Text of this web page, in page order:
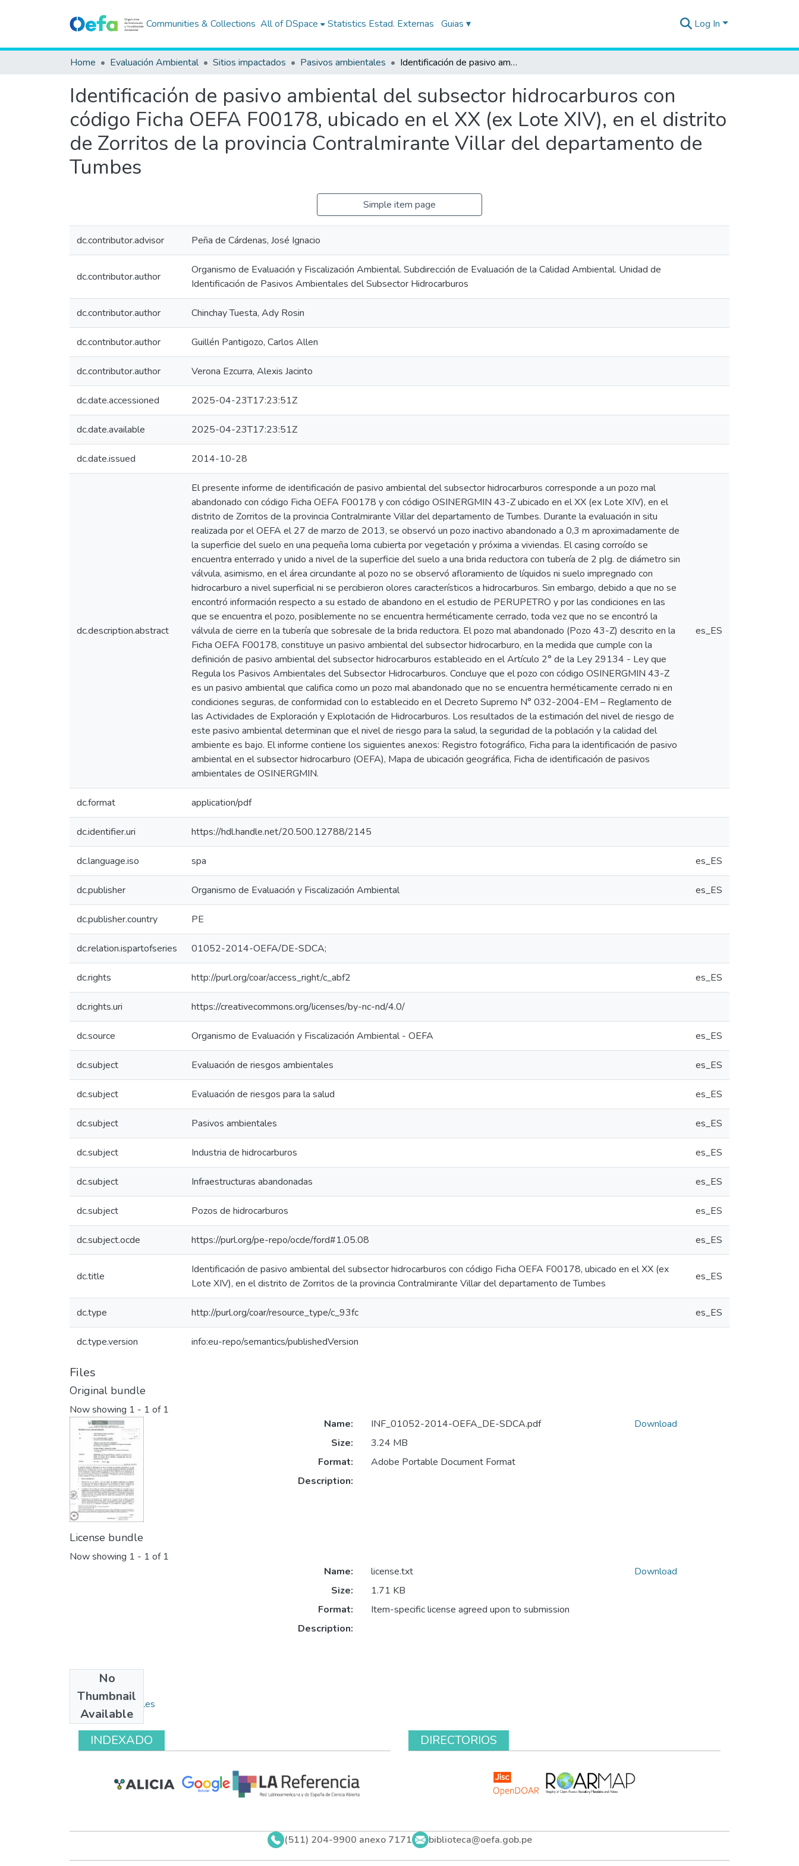
Communities & Collections All of DSpace Statistics Estad. Externas Guias ▾ Log In
Home Evaluación Ambiental Sitios impactados Pasivos ambientales Identificación de pasivo ambiental del subsector hidrocarburos con código Ficha OEFA F00178, ubicado en el XX (ex Lote XIV), en el distrito de Zorritos de la provincia Contralmirante Villar del departamento de Tumbes
Identificación de pasivo ambiental del subsector hidrocarburos con
código Ficha OEFA F00178, ubicado en el XX (ex Lote XIV), en el distrito
de Zorritos de la provincia Contralmirante Villar del departamento de
Tumbes
Simple item page
dc.contributor.advisor Peña de Cárdenas, José Ignacio
dc.contributor.author
Organismo de Evaluación y Fiscalización Ambiental. Subdirección de Evaluación de la Calidad Ambiental. Unidad de
Identificación de Pasivos Ambientales del Subsector Hidrocarburos
dc.contributor.author Chinchay Tuesta, Ady Rosin
dc.contributor.author Guillén Pantigozo, Carlos Allen
dc.contributor.author Verona Ezcurra, Alexis Jacinto
dc.date.accessioned 2025-04-23T17:23:51Z
dc.date.available 2025-04-23T17:23:51Z
dc.date.issued 2014-10-28
dc.description.abstract
El presente informe de identificación de pasivo ambiental del subsector hidrocarburos corresponde a un pozo mal
abandonado con código Ficha OEFA F00178 y con código OSINERGMIN 43-Z ubicado en el XX (ex Lote XIV), en el
distrito de Zorritos de la provincia Contralmirante Villar del departamento de Tumbes. Durante la evaluación in situ
realizada por el OEFA el 27 de marzo de 2013, se observó un pozo inactivo abandonado a 0,3 m aproximadamente de
la superficie del suelo en una pequeña loma cubierta por vegetación y próxima a viviendas. El casing corroído se
encuentra enterrado y unido a nivel de la superficie del suelo a una brida reductora con tubería de 2 plg. de diámetro sin
válvula, asimismo, en el área circundante al pozo no se observó afloramiento de líquidos ni suelo impregnado con
hidrocarburo a nivel superficial ni se percibieron olores característicos a hidrocarburos. Sin embargo, debido a que no se
encontró información respecto a su estado de abandono en el estudio de PERUPETRO y por las condiciones en las
que se encuentra el pozo, posiblemente no se encuentra herméticamente cerrado, toda vez que no se encontró la
válvula de cierre en la tubería que sobresale de la brida reductora. El pozo mal abandonado (Pozo 43-Z) descrito en la
Ficha OEFA F00178, constituye un pasivo ambiental del subsector hidrocarburo, en la medida que cumple con la
definición de pasivo ambiental del subsector hidrocarburos establecido en el Artículo 2° de la Ley 29134 - Ley que
Regula los Pasivos Ambientales del Subsector Hidrocarburos. Concluye que el pozo con código OSINERGMIN 43-Z
es un pasivo ambiental que califica como un pozo mal abandonado que no se encuentra herméticamente cerrado ni en
condiciones seguras, de conformidad con lo establecido en el Decreto Supremo N° 032-2004-EM – Reglamento de
las Actividades de Exploración y Explotación de Hidrocarburos. Los resultados de la estimación del nivel de riesgo de
este pasivo ambiental determinan que el nivel de riesgo para la salud, la seguridad de la población y la calidad del
ambiente es bajo. El informe contiene los siguientes anexos: Registro fotográfico, Ficha para la identificación de pasivo
ambiental en el subsector hidrocarburo (OEFA), Mapa de ubicación geográfica, Ficha de identificación de pasivos
ambientales de OSINERGMIN.
es_ES
dc.format application/pdf
dc.identifier.uri https://hdl.handle.net/20.500.12788/2145
dc.language.iso spa es_ES
dc.publisher Organismo de Evaluación y Fiscalización Ambiental es_ES
dc.publisher.country PE
dc.relation.ispartofseries 01052-2014-OEFA/DE-SDCA;
dc.rights http://purl.org/coar/access_right/c_abf2 es_ES
dc.rights.uri https://creativecommons.org/licenses/by-nc-nd/4.0/
dc.source Organismo de Evaluación y Fiscalización Ambiental - OEFA es_ES
dc.subject Evaluación de riesgos ambientales es_ES
dc.subject Evaluación de riesgos para la salud es_ES
dc.subject Pasivos ambientales es_ES
dc.subject Industria de hidrocarburos es_ES
dc.subject Infraestructuras abandonadas es_ES
dc.subject Pozos de hidrocarburos es_ES
dc.subject.ocde https://purl.org/pe-repo/ocde/ford#1.05.08 es_ES
dc.title
Identificación de pasivo ambiental del subsector hidrocarburos con código Ficha OEFA F00178, ubicado en el XX (ex
Lote XIV), en el distrito de Zorritos de la provincia Contralmirante Villar del departamento de Tumbes
es_ES
dc.type http://purl.org/coar/resource_type/c_93fc es_ES
dc.type.version info:eu-repo/semantics/publishedVersion
Files
Original bundle
Now showing 1 - 1 of 1
Name:
INF_01052-2014-OEFA_DE-SDCA.pdf
Size:
3.24 MB
Format:
Adobe Portable Document Format
Description:
Download
License bundle
Now showing 1 - 1 of 1
No
Thumbnail
Available
Name:
license.txt
Size:
1.71 KB
Format:
Item-specific license agreed upon to submission
Description:
Download
Collections
Pasivos ambientales
INDEXADO DIRECTORIOS
(511) 204-9900 anexo 7171 biblioteca@oefa.gob.pe